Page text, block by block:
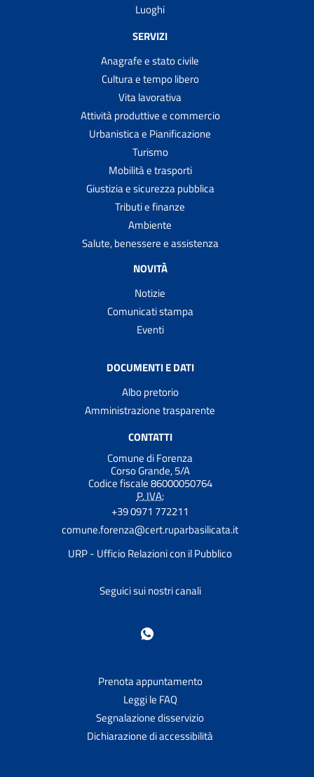
Luoghi
SERVIZI
Anagrafe e stato civile
Cultura e tempo libero
Vita lavorativa
Attività produttive e commercio
Urbanistica e Pianificazione
Turismo
Mobilità e trasporti
Giustizia e sicurezza pubblica
Tributi e finanze
Ambiente
Salute, benessere e assistenza
NOVITÀ
Notizie
Comunicati stampa
Eventi
DOCUMENTI E DATI
Albo pretorio
Amministrazione trasparente
CONTATTI
Comune di Forenza
Corso Grande, 5/A
Codice fiscale 86000050764
P. IVA:
+39 0971 772211
comune.forenza@cert.ruparbasilicata.it
URP - Ufficio Relazioni con il Pubblico
Seguici sui nostri canali
Prenota appuntamento
Leggi le FAQ
Segnalazione disservizio
Dichiarazione di accessibilità